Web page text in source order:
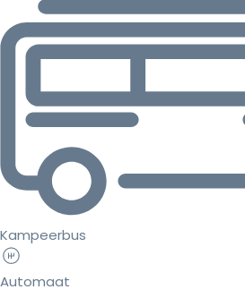
Kampeerbus
Automaat